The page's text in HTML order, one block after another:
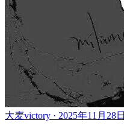
大麦victory · 2025年11月28日